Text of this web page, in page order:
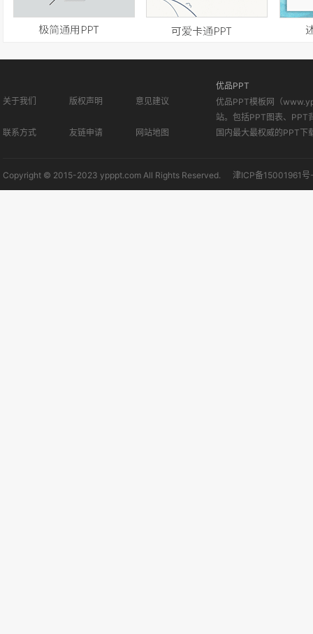
关于我们 版权声明 意见建议
联系方式 友链申请 网站地图
优品PPT
优品PPT模板网（
站。包括PPT图表、PPT
国内最大最权威的PPT下
Copyright © 2015-2023 ypppt.com All Rights Reserved. 津ICP备15001961号